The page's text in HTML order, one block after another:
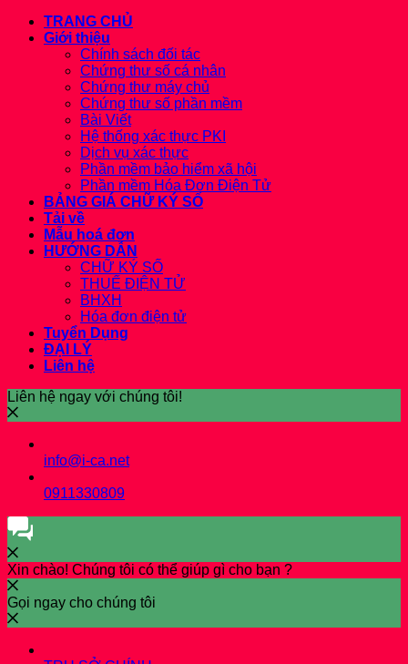
TRANG CHỦ
Giới thiệu
Chính sách đối tác
Chứng thư số cá nhân
Chứng thư máy chủ
Chứng thư số phần mềm
Bài Viết
Hệ thống xác thực PKI
Dịch vụ xác thực
Phần mềm bảo hiểm xã hội
Phần mềm Hóa Đơn Điện Tử
BẢNG GIÁ CHỮ KÝ SỐ
Tải về
Mẫu hoá đơn
HƯỚNG DẪN
CHỮ KÝ SỐ
THUẾ ĐIỆN TỬ
BHXH
Hóa đơn điện tử
Tuyển Dụng
ĐẠI LÝ
Liên hệ
Liên hệ ngay với chúng tôi!
info@i-ca.net
0911330809
Xin chào! Chúng tôi có thể giúp gì cho bạn ?
Gọi ngay cho chúng tôi